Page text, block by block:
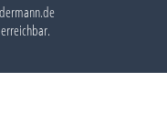
erreichbar.